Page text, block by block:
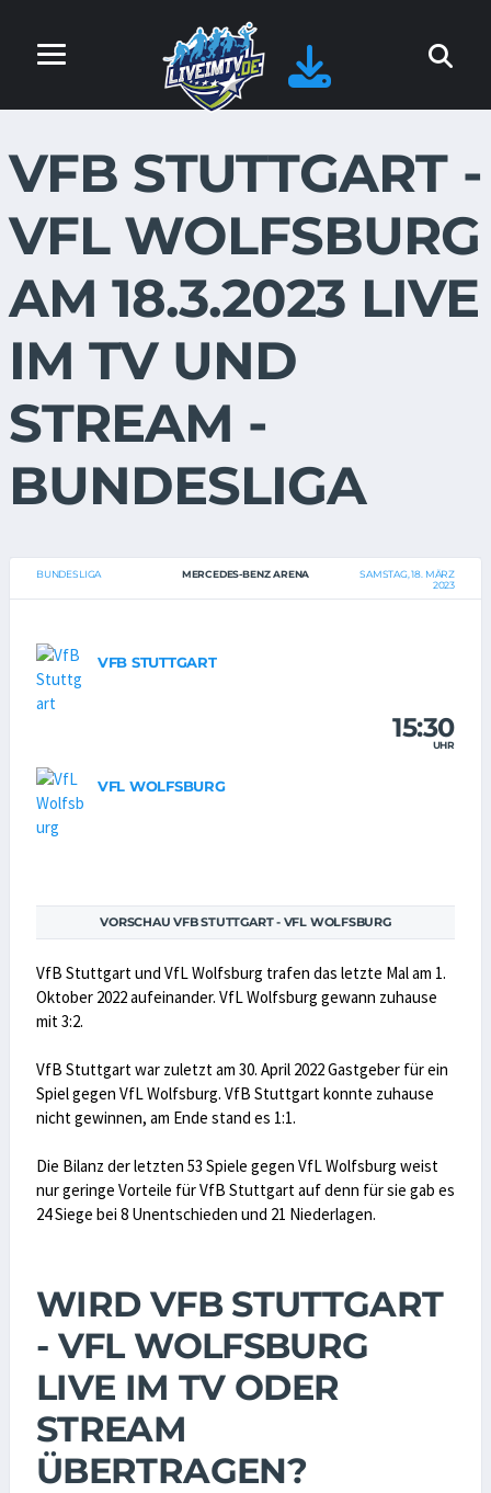
VFB STUTTGART -
VFL WOLFSBURG
AM 18.3.2023 LIVE
IM TV UND
STREAM -
BUNDESLIGA
BUNDESLIGA MERCEDES-BENZ ARENA
SAMSTAG, 18. MÄRZ
2023
VFB STUTTGART
15:30
UHR
VFL WOLFSBURG
VORSCHAU VFB STUTTGART - VFL WOLFSBURG
VfB Stuttgart und VfL Wolfsburg trafen das letzte Mal am 1.
Oktober 2022 aufeinander. VfL Wolfsburg gewann zuhause
mit 3:2.
VfB Stuttgart war zuletzt am 30. April 2022 Gastgeber für ein
Spiel gegen VfL Wolfsburg. VfB Stuttgart konnte zuhause
nicht gewinnen, am Ende stand es 1:1.
Die Bilanz der letzten 53 Spiele gegen VfL Wolfsburg weist
nur geringe Vorteile für VfB Stuttgart auf denn für sie gab es
24 Siege bei 8 Unentschieden und 21 Niederlagen.
WIRD VFB STUTTGART
- VFL WOLFSBURG
LIVE IM TV ODER
STREAM
ÜBERTRAGEN?